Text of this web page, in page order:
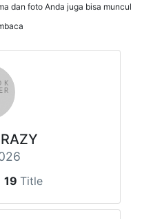
dan foto Anda juga bisa muncul
19 Title